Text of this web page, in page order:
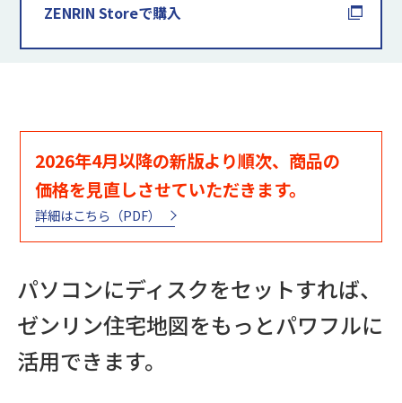
ZENRIN Storeで購入
2026年4月以降の新版より順次、商品の
価格を見直しさせていただきます。
詳細はこちら（PDF）
パソコンにディスクをセットすれば、
ゼンリン住宅地図をもっとパワフルに
活用できます。